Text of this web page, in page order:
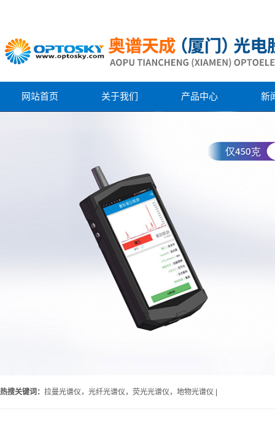
网站首页 关于我们 产品中心 新
热搜关键词： 拉曼光谱仪，光纤光谱仪，荧光光谱仪，地物光谱仪 |